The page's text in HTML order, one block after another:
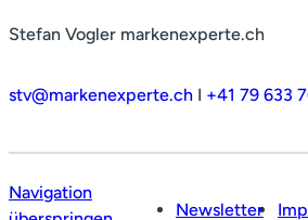
Stefan Vogler markenexperte.ch
stv@markenexperte.ch I +41 79 633
Navigation
Newsletter